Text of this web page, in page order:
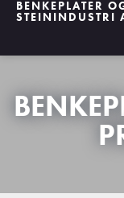
BENKEPLATER
STEININDUSTRI